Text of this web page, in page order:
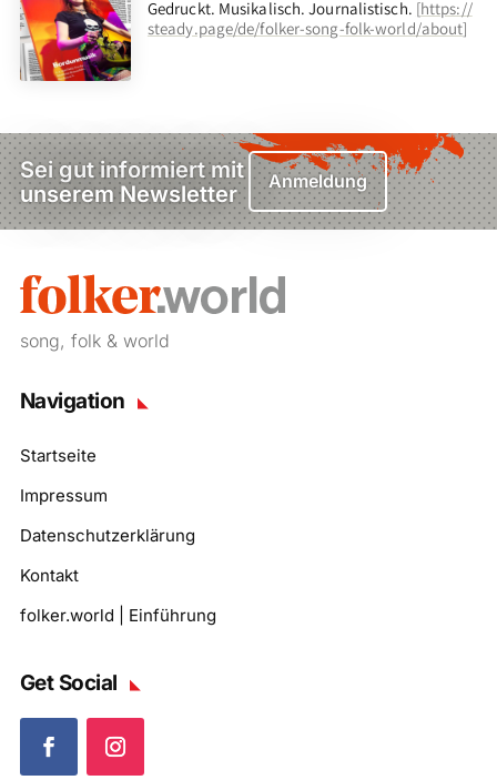
Gedruckt. Musikalisch. Journalistisch. [https://
steady.page/de/folker-song-folk-world/about]
Sei gut informiert mit
unserem Newsletter
Anmeldung
song, folk & world
Navigation
Startseite
Impressum
Datenschutzerklärung
Kontakt
folker.world | Einführung
Get Social